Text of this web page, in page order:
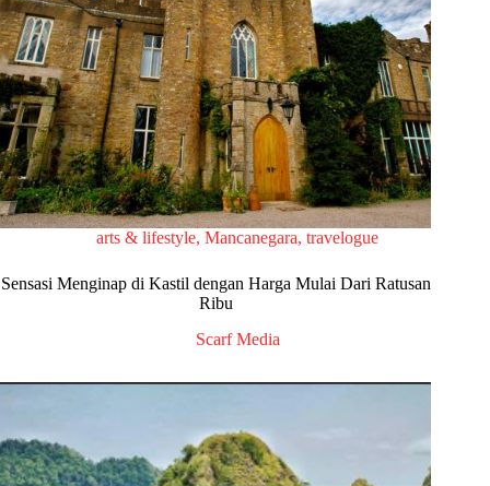
arts & lifestyle,Mancanegara,travelogue
Sensasi Menginap di Kastil dengan Harga Mulai Dari Ratusan
Ribu
Scarf Media